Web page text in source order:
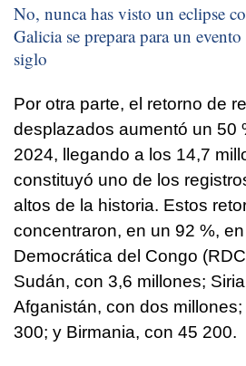
No, nunca has visto un eclipse
Galicia se prepara para un
siglo
Por otra parte, el retorno de
desplazados aumentó un 50
2024, llegando a los 14,7
constituyó uno de los
altos de la historia. Estos
concentraron, en un 92 %,
Democrática del Congo
Sudán, con 3,6 millones;
Afganistán, con dos
300; y Birmania, con 45 200.